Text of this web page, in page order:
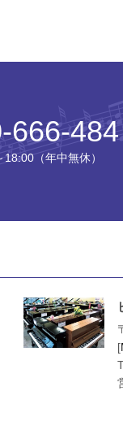
666-484
（年中無休）
[